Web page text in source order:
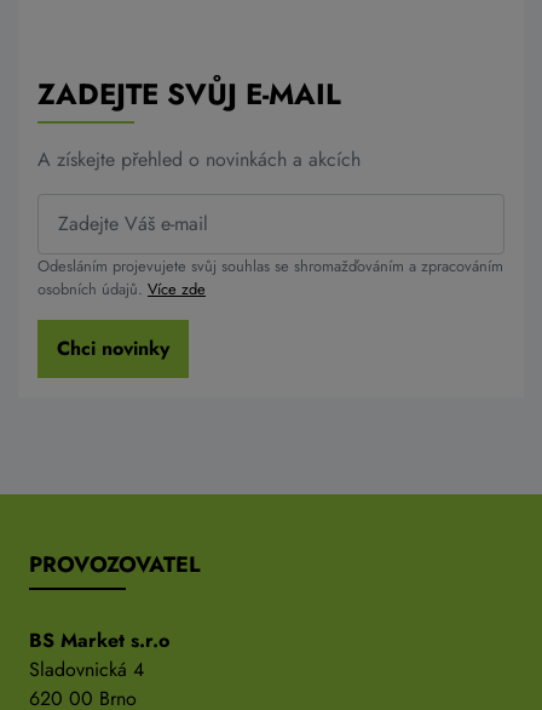
ZADEJTE SVŮJ E-MAIL
A získejte přehled o novinkách a akcích
Odesláním projevujete svůj souhlas se shromažďováním a zpracováním
osobních údajů. Více zde
Chci novinky
PROVOZOVATEL
BS Market s.r.o
Sladovnická 4
620 00 Brno